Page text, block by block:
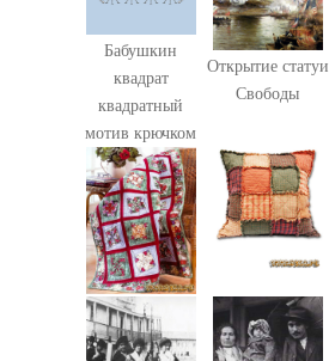
Бабушкин
квадрат
квадратный
мотив крючком
Открытие статуи
Свободы